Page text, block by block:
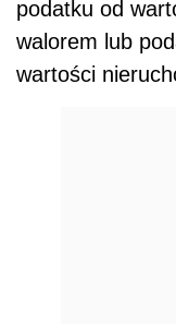
podatku od
walorem lub
wartości